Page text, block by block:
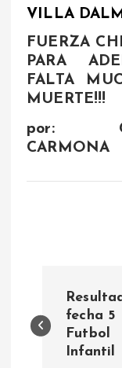
VILLA
FUERZA
PARA
FALTA
MUERTE!!!
por:
a
fecha 5
Futbol
Infantil